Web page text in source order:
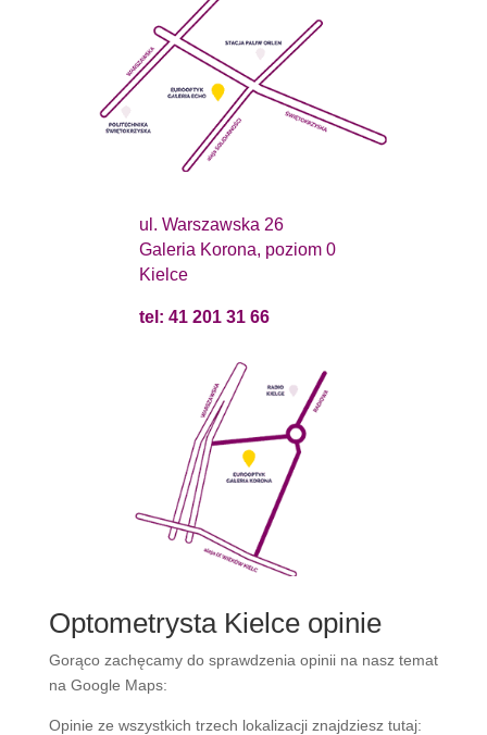
ul. Warszawska 26
Galeria Korona, poziom 0
Kielce
tel: 41 201 31 66
Optometrysta Kielce opinie
Gorąco zachęcamy do sprawdzenia opinii na nasz temat
na Google Maps:
Opinie ze wszystkich trzech lokalizacji znajdziesz tutaj: